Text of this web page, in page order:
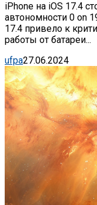
iPhone на iOS 17.4
автономности 0 on
17.4 привело к
работы от батареи...
ufpa27.06.2024